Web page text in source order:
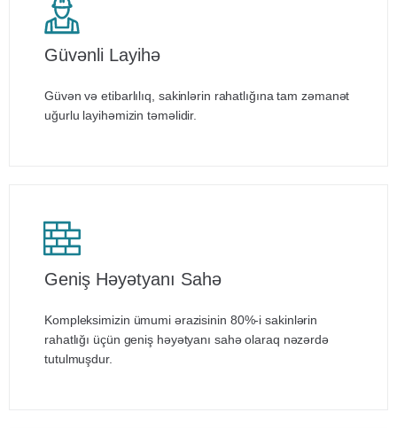
Güvənli Layihə
Güvən və etibarlılıq, sakinlərin rahatlığına tam zəmanət
uğurlu layihəmizin təməlidir.
Geniş Həyətyanı Sahə
Kompleksimizin ümumi ərazisinin 80%-i sakinlərin
rahatlığı üçün geniş həyətyanı sahə olaraq nəzərdə
tutulmuşdur.